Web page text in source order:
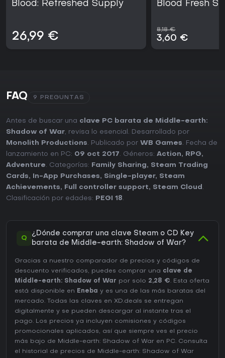
Blood: Refreshed Supply
26,99 €
Blood Fresh
8,18 €
3,60 €
FAQ 9 PREGUNTAS
Antes de buscar una clave PC barata de Middle-earth:
Shadow of War, revisa lo esencial. Desarrollado por
Monolith Productions. Publicado por WB Games. Fecha de
lanzamiento en PC: 09 oct 2017. Géneros: Action, RPG,
Adventure. Categorías: Family Sharing, Steam Trading
Cards, In-App Purchases, Single-player, Steam
Achievements, Full controller support, Steam Cloud .
Clasificación por edades:
PEGI 18.
Q
¿Dónde comprar una clave Steam o CD Key
barata de Middle-earth: Shadow of War?
Gracias a nuestro comparador de precios y códigos de
descuento verificados, puedes comprar una clave de
Middle-earth: Shadow of War por solo 2,28 €. Esta oferta
está disponible en Eneba y es una de las más baratas del
mercado. Todas las claves en XD.deals se entregan
digitalmente y se pueden descargar al instante tras el
pago. Los precios ya incluyen comisiones y códigos
promocionales aplicados, así que siempre ves el precio
más bajo de Middle-earth: Shadow of War en PC. Consulta
el
historial de precios de Middle-earth: Shadow of War